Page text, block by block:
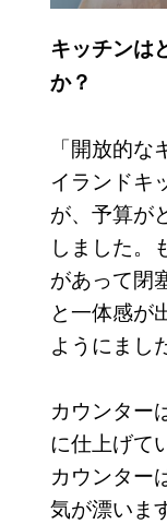
キッチンは
か？
「開放的
イランドキ
が、予算が
しました。
があって閉
と一体感が
ようにまし
カウンター
に仕上げて
カウンター
気が漂いま